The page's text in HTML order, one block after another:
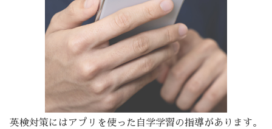
英検対策にはアプリを使った自学学習の指導があります。